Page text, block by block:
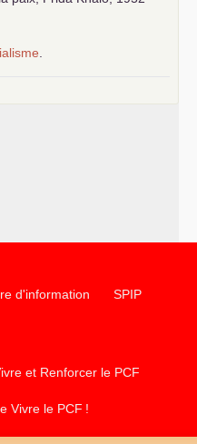
d'information SPIP
et Renforcer le PCF
Vivre le PCF !